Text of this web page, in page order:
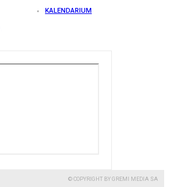
KALENDARIUM
© COPYRIGHT BY GREMI MEDIA SA